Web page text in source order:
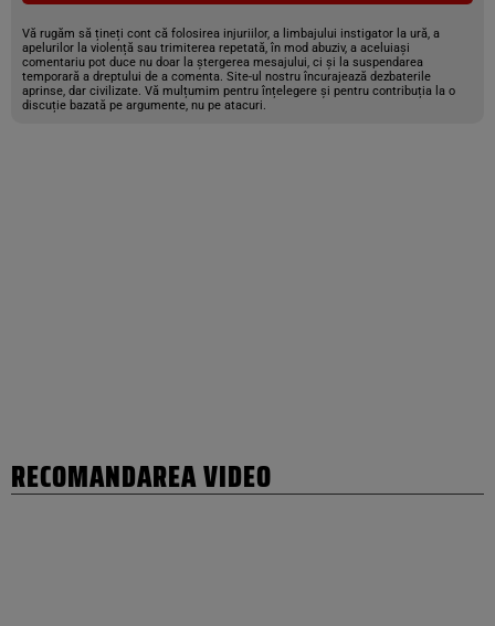
Vă rugăm să țineți cont că folosirea injuriilor, a limbajului instigator la ură, a
apelurilor la violență sau trimiterea repetată, în mod abuziv, a aceluiași
comentariu pot duce nu doar la ștergerea mesajului, ci și la suspendarea
temporară a dreptului de a comenta. Site-ul nostru încurajează dezbaterile
aprinse, dar civilizate. Vă mulțumim pentru înțelegere și pentru contribuția la o
discuție bazată pe argumente, nu pe atacuri.
RECOMANDAREA VIDEO